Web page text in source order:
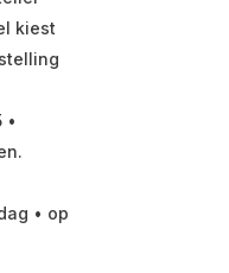
kiest
•
• op